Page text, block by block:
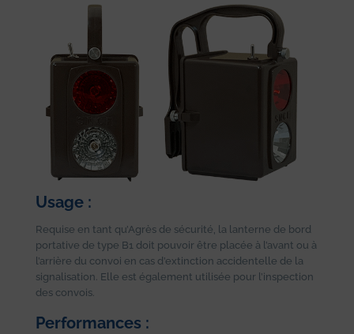
Usage :
Requise en tant qu’Agrès de sécurité, la lanterne de bord
portative de type B1 doit pouvoir être placée à l’avant ou à
l’arrière du convoi en cas d’extinction accidentelle de la
signalisation. Elle est également utilisée pour l’inspection
des convois.
Performances :